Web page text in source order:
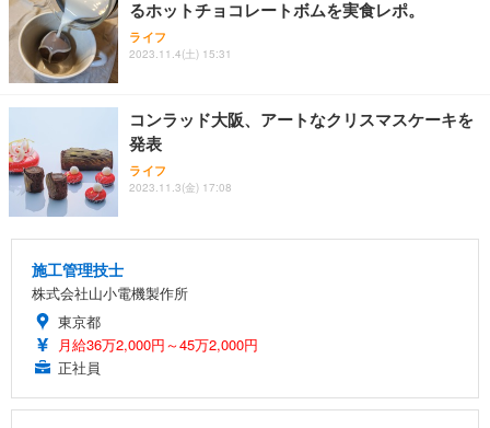
るホットチョコレートボムを実食レポ。
ライフ
2023.11.4(土) 15:31
コンラッド大阪、アートなクリスマスケーキを
発表
ライフ
2023.11.3(金) 17:08
施工管理技士
株式会社山小電機製作所
東京都
月給36万2,000円～45万2,000円
正社員